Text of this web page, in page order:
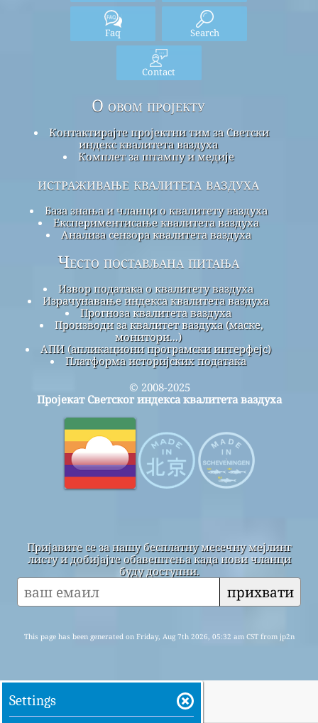
Faq Search
Contact
О овом пројекту
Контактирајте пројектни тим за Светски
индекс квалитета ваздуха
Комплет за штампу и медије
истраживање квалитета ваздуха
База знања и чланци о квалитету ваздуха
Експериментисање квалитета ваздуха
Анализа сензора квалитета ваздуха
Често постављана питања
Извор података о квалитету ваздуха
Израчунавање индекса квалитета ваздуха
Прогноза квалитета ваздуха
Производи за квалитет ваздуха (маске,
монитори...)
АПИ (апликациони програмски интерфејс)
Платформа историјских података
© 2008-2025
Пројекат Светског индекса квалитета ваздуха
Пријавите се за нашу бесплатну месечну мејлинг
листу и добијајте обавештења када нови чланци
буду доступни.
прихвати
This page has been generated on Friday, Aug 7th 2026, 05:32 am CST from jp2n
Settings